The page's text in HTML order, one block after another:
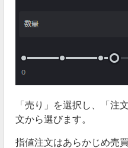
「売り」を選択し、「注
文から選びます。
指値注文はあらかじめ売